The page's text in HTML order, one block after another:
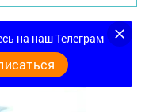
на наш Телеграм